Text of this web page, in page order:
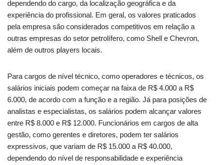
dependendo do cargo, da localização geográfica e da
experiência do profissional. Em geral, os valores praticados
pela empresa são considerados competitivos em relação a
outras empresas do setor petrolífero, como Shell e Chevron,
além de outros players locais.
Para cargos de nível técnico, como operadores e técnicos, os
salários iniciais podem começar na faixa de R$ 4.000 a R$
6.000, de acordo com a função e a região. Já para posições de
analistas e especialistas, os salários podem alcançar valores
entre R$ 8.000 e R$ 12.000. Funcionários em cargos de alta
gestão, como gerentes e diretores, podem ter salários
expressivos, que variam de R$ 15.000 a R$ 40.000,
dependendo do nível de responsabilidade e experiência